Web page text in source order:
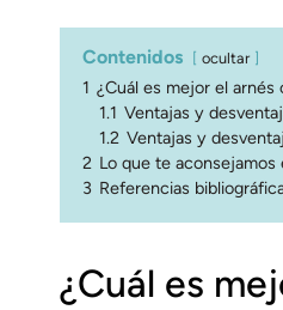
Contenidos ocultar
1 ¿Cuál es mejor el
1.1 Ventajas y
1.2 Ventajas y
2 Lo que te aconsejamos
3 Referencias
¿Cuál es